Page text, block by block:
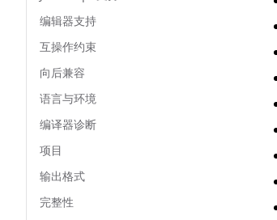
编辑器支持
互操作约束
向后兼容
语言与环境
编译器诊断
项目
输出格式
完整性